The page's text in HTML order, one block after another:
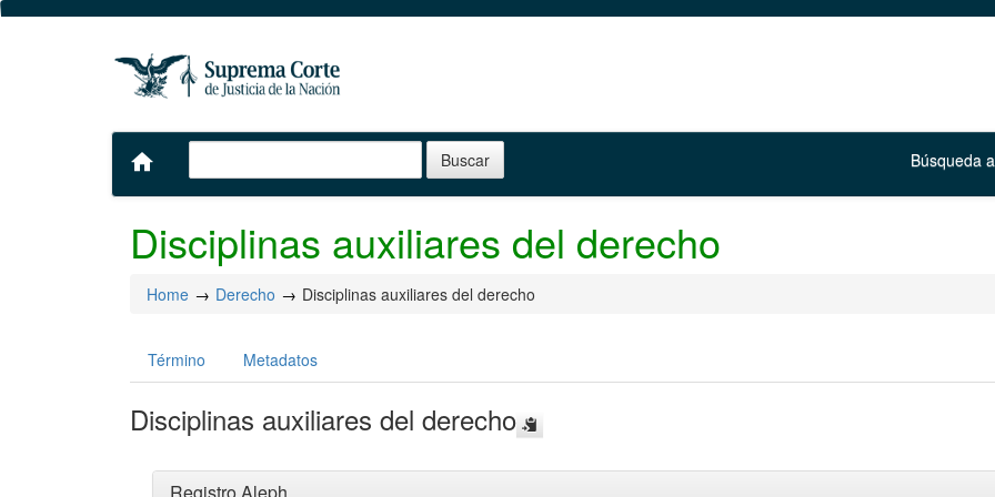
home Búsqueda
Disciplinas auxiliares del derecho
Home Derecho Disciplinas auxiliares del derecho
Término Metadatos
Disciplinas auxiliares del derecho